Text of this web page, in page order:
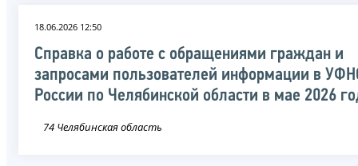
18.06.2026 12:50
Справка о работе с обращениями граждан и
запросами пользователей информации в
России по Челябинской области в мае 2026
74 Челябинская область